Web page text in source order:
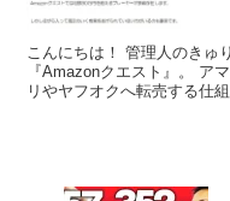
こんにちは！ 管理人のきゅ
『Amazonクエスト』。 ア
リやヤフオクへ転売する仕